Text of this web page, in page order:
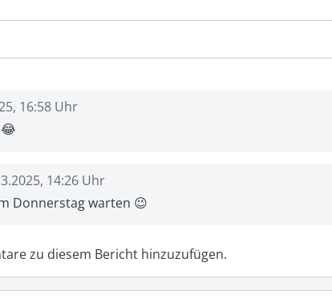
16:58 Uhr
14:26 Uhr
Donnerstag warten 😉
zu diesem Bericht hinzuzufügen.